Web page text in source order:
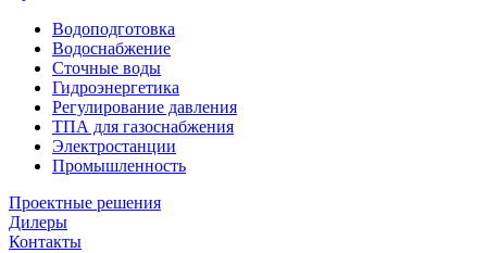
Водоподготовка
Водоснабжение
Сточные воды
Гидроэнергетика
Регулирование давления
ТПА для газоснабжения
Электростанции
Промышленность
Проектные решения
Дилеры
Контакты